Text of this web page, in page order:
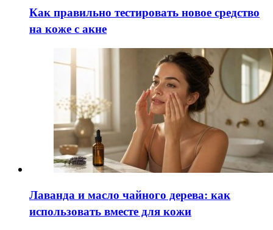
Как правильно тестировать новое средство
на коже с акне
Лаванда и масло чайного дерева: как
использовать вместе для кожи